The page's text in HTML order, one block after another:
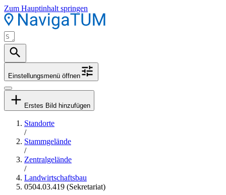
Zum Hauptinhalt springen
Einstellungsmenü öffnen
Erstes Bild hinzufügen
Standorte
/
Stammgelände
/
Zentralgelände
/
Landwirtschaftsbau
0504.03.419 (Sekretariat)